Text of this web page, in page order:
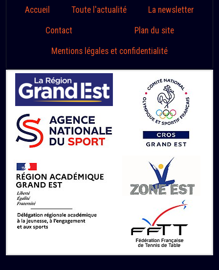
Accueil Toute l'actualité La newsletter
Contact Plan du site
Mentions légales et confidentialité